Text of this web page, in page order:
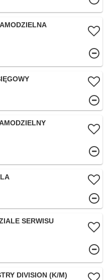
SERWISU
DIVISION (K/M)